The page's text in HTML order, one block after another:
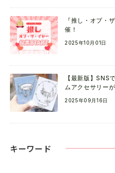
『推し・オブ・
催！
2025年10月01日
【最新版】SNS
ムアクセサリー
2025年09月16日
キーワード